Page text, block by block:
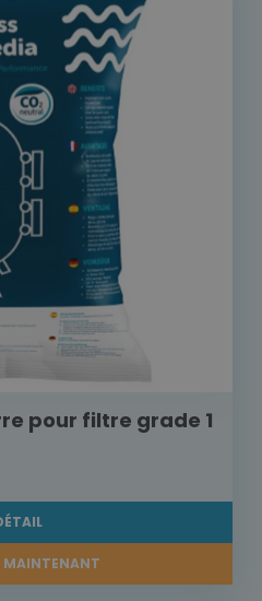
pour filtre grade 1
MAINTENANT